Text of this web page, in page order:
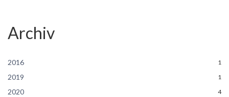
Archiv
2016 1
2019 1
2020 4